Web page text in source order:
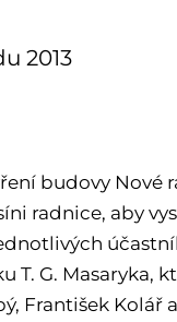
2013
budovy Nové
radnice, aby
G. Masaryka,
František Kolář